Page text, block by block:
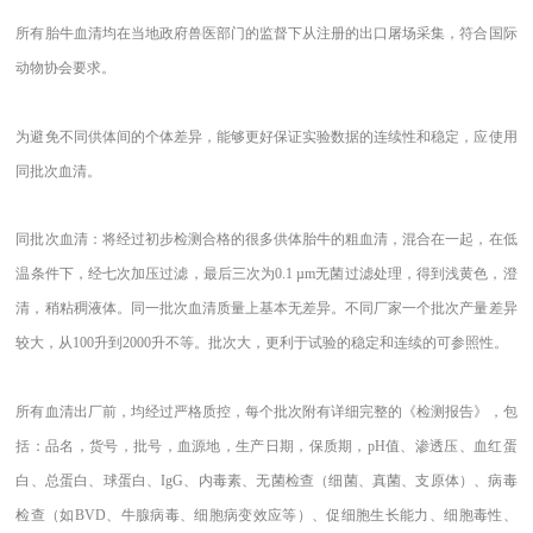
所有胎牛血清均在当地政府兽医部门的监督下从注册的出口屠场采集，符合国际
动物协会要求。
为避免不同供体间的个体差异，能够更好保证实验数据的连续性和稳定，应使用
同批次血清。
同批次血清：将经过初步检测合格的很多供体胎牛的粗血清，混合在一起，在低
温条件下，经七次加压过滤，最后三次为0.1 µm无菌过滤处理，得到浅黄色，澄
清，稍粘稠液体。同一批次血清质量上基本无差异。不同厂家一个批次产量差异
较大，从100升到2000升不等。批次大，更利于试验的稳定和连续的可参照性。
所有血清出厂前，均经过严格质控，每个批次附有详细完整的《检测报告》，包
括：品名，货号，批号，血源地，生产日期，保质期， pH值、渗透压、血红蛋
白、总蛋白、球蛋白、IgG、内毒素、无菌检查（细菌、真菌、支原体）、病毒
检查（如BVD、牛腺病毒、细胞病变效应等）、促细胞生长能力、细胞毒性、